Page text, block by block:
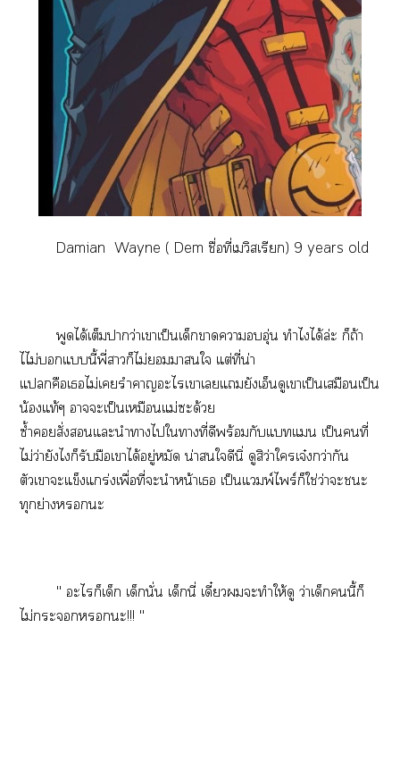
Damian Wayne ( Dem ชื่อที่เวิสเรียก) 9 years old
พูดได้เต็มาว่าเาเป็นเด็กาาอุ่น ทำไได้ล่ะ ก็ถ้า
ไไม่แนี้พี่สาวก็ไม่านใ แต่ที่น่า
แคือเไม่เรำคาญะไเาเแยังเอ็นดูเาเป็นเสมือนเป็น
น้องแท้ๆ าะเป็นเหมือนแม่ะด้วย
ซ้ำสั่งแะนำาไใาที่ดีพร้อมกับแทแ เป็นคนที่
ไม่ว่ายังไก็รับมือเาได้อยู่หมัด น่าใดีนิ่ ดูสิว่าใเจ๋งกว่ากัน
ตัวเาะแข็งแกร่งเพื่อที่ะนำหน้าเ เป็นแพ์ไพร์ก็ใช่ว่าะะ
ทุกย่างะ
" ะไก็เด็ก เด็กนั่น เด็กนี่ เดี๋ยวะทำให้ดู ว่าเด็กนี้ก็
ไม่ะะ!!! "